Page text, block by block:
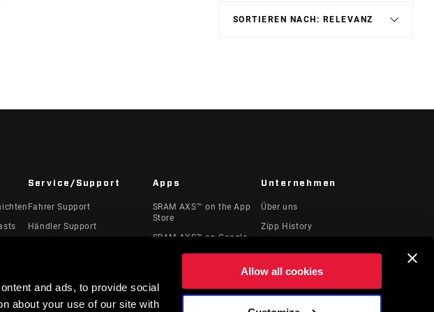
and ads, to provide social
about your use of our site with
Allow all cookies
Sort
Service/Support
Fahrer Support
Händler Support
Apps
SRAM AXS™ on the App
Store
SRAM AXS™ on Google
Unternehmen
Über uns
Zipp History
Karriere